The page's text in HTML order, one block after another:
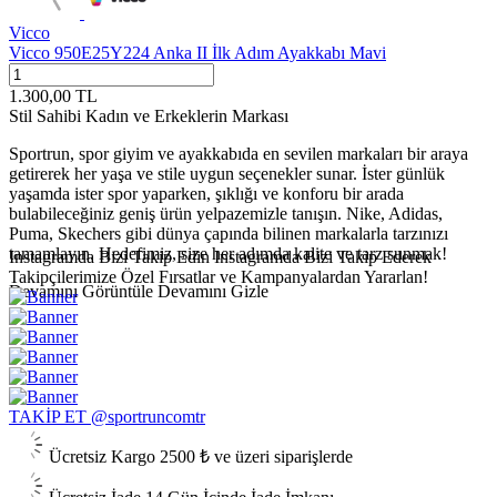
Vicco
Vicco 950E25Y224 Anka II İlk Adım Ayakkabı Mavi
1.300,00 TL
Stil Sahibi Kadın ve Erkeklerin Markası
Sportrun, spor giyim ve ayakkabıda en sevilen markaları bir araya
getirerek her yaşa ve stile uygun seçenekler sunar. İster günlük
yaşamda ister spor yaparken, şıklığı ve konforu bir arada
bulabileceğiniz geniş ürün yelpazemizle tanışın. Nike, Adidas,
Puma, Skechers gibi dünya çapında bilinen markalarla tarzınızı
tamamlayın. Hedefimiz, size her adımda kalite ve tarz sunmak!
Devamını Görüntüle Devamını Gizle
Instagramda Bizi Takip EdinInstagramda Bizi Takip Ederek
Takipçilerimize Özel Fırsatlar ve Kampanyalardan Yararlan!
TAKİP ET @sportruncomtr
Ücretsiz Kargo 2500 ₺ ve üzeri siparişlerde